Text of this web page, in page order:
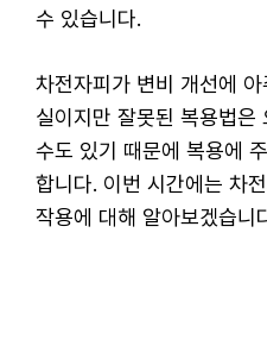
수 있습니다.
차전자피가 변비 개선에
실이지만 잘못된 복용법은
수도 있기 때문에 복용에
합니다. 이번 시간에는 차
작용에 대해 알아보겠습니